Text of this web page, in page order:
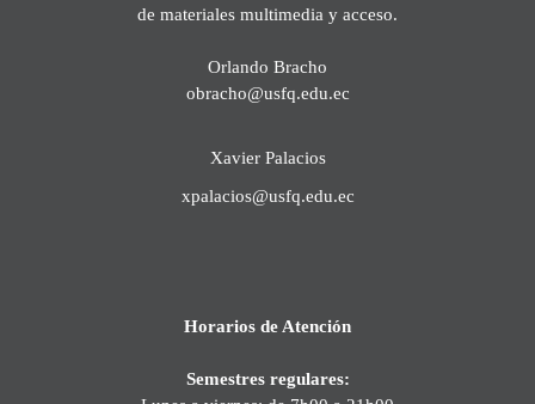
de materiales multimedia y acceso.
Orlando Bracho
obracho@usfq.edu.ec
Xavier Palacios
xpalacios@usfq.edu.ec
Horarios de Atención
Semestres regulares: